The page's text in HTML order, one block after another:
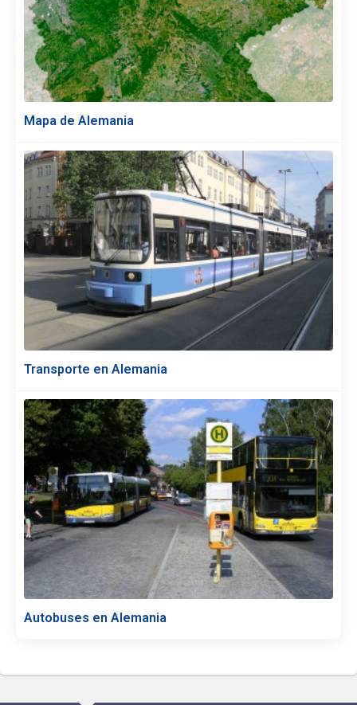
Mapa de Alemania
Transporte en Alemania
Autobuses en Alemania